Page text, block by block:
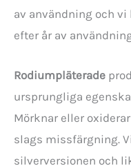
av användning och
efter år av
Rodiumpläterade
ursprungliga
Mörknar eller
slags missfärgning.
silverversionen och